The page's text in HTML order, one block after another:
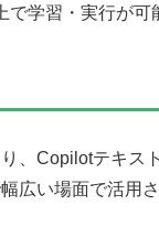
で学習・実行が可
、Copilotテキス
広い場面で活用さ